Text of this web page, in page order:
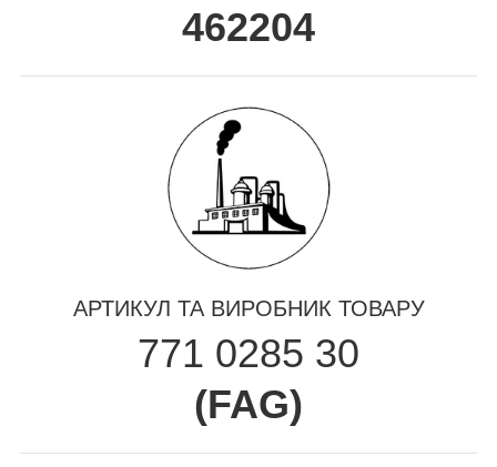
462204
АРТИКУЛ ТА ВИРОБНИК ТОВАРУ
771 0285 30
(FAG)